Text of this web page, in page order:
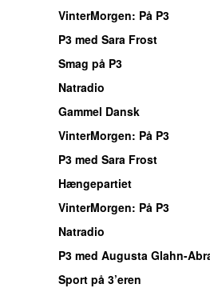
VinterMorgen: På P3
P3 med Sara Frost
Smag på P3
Natradio
Gammel Dansk
VinterMorgen: På P3
P3 med Sara Frost
Hængepartiet
VinterMorgen: På P3
Natradio
P3 med Augusta Glahn-
Sport på 3’eren